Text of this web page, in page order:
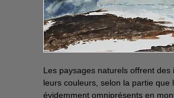
Les paysages naturels offrent
leurs couleurs, selon la partie
évidemment omniprésents en